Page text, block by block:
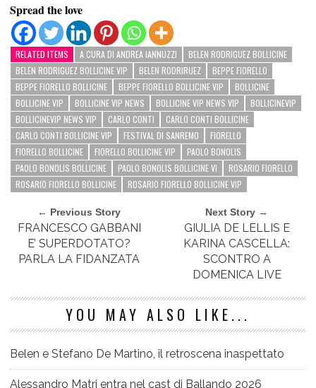
Spread the love
RELATED ITEMS A CURA DI ANDREA IANNUZZI
BELEN RODRIGUEZ BOLLICINE
BELEN RODRIGUEZ BOLLICINE VIP
BELEN RODRIRUEZ
BEPPE FIORELLO
BEPPE FIORELLO BOLLICINE
BEPPE FIORELLO BOLLICINE VIP
BOLLICINE
BOLLICINE VIP
BOLLICINE VIP NEWS BOLLICINE VIP NEWS VIP
BOLLICINEVIP
BOLLICINEVIP NEWS VIP
CARLO CONTI
CARLO CONTI BOLLICINE
CARLO CONTI BOLLICINE VIP
FESTIVAL DI SANREMO
FIORELLO
FIORELLO BOLLICINE
FIORELLO BOLLICINE VIP
PAOLO BONOLIS
PAOLO BONOLIS BOLLICINE
PAOLO BONOLIS BOLLICINE VI
ROSARIO FIORELLO
ROSARIO FIORELLO BOLLICINE
ROSARIO FIORELLO BOLLICINE VIP
← Previous Story
FRANCESCO GABBANI
E’ SUPERDOTATO?
PARLA LA FIDANZATA
Next Story →
GIULIA DE LELLIS E
KARINA CASCELLA:
SCONTRO A
DOMENICA LIVE
YOU MAY ALSO LIKE...
Belen e Stefano De Martino, il retroscena inaspettato
Alessandro Matri entra nel cast di Ballando 2026